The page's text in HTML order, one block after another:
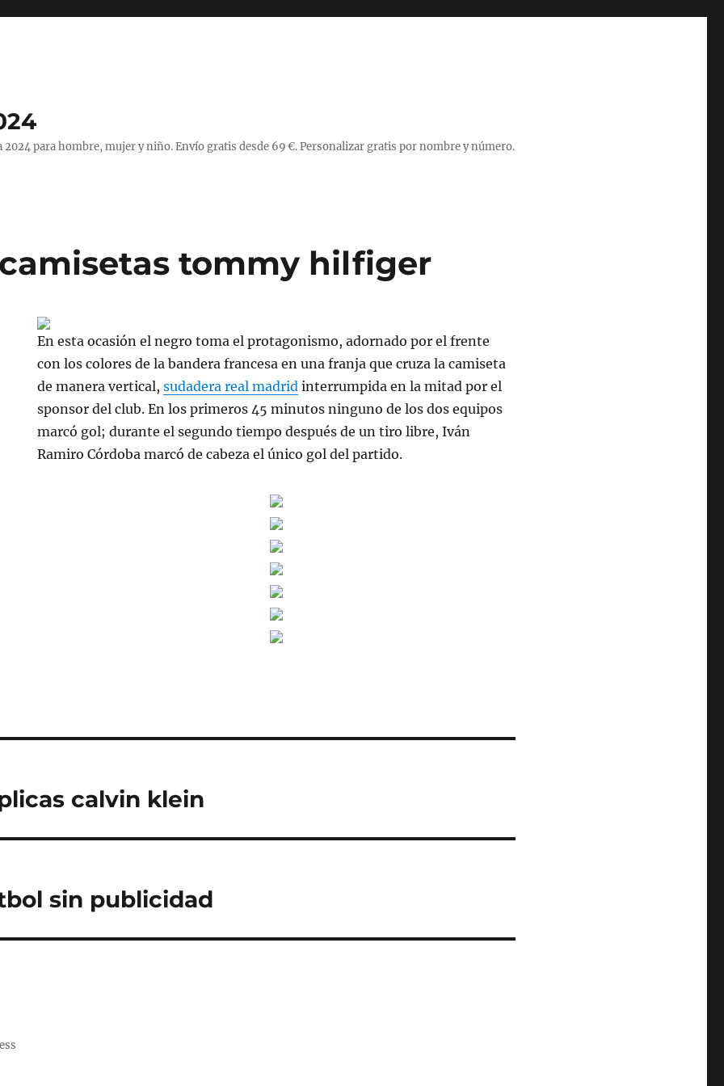
para hombre, mujer y niño. Envío gratis desde 69 €. Personalizar gratis por nombre y número.
tommy hilfiger
En esta ocasión el negro toma el protagonismo, adornado por el frente
con los colores de la bandera francesa en una franja que cruza la camiseta
de manera vertical,sudadera real madrid interrumpida en la mitad por el
sponsor del club. En los primeros 45 minutos ninguno de los dos equipos
marcó gol; durante el segundo tiempo después de un tiro libre, Iván
Ramiro Córdoba marcó de cabeza el único gol del partido.
calvin klein
sin publicidad